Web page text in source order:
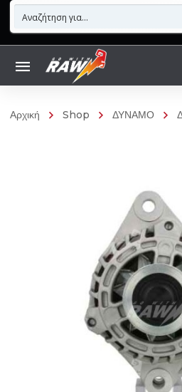
Αρχική Shop ΔΥΝΑΜΟ